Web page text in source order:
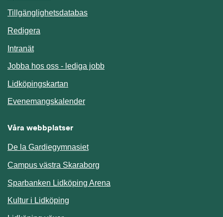
TillgänglighetsdatabasLänk till annan webbplats.
Redigera
IntranätLänk till annan webbplats.
Jobba hos oss - lediga jobb
Lidköpingskartan
EvenemangskalenderLänk till annan webbplats.
Våra webbplatser
De la Gardiegymnasiet
Campus västra Skaraborg
Sparbanken Lidköping Arena
Kultur i Lidköping